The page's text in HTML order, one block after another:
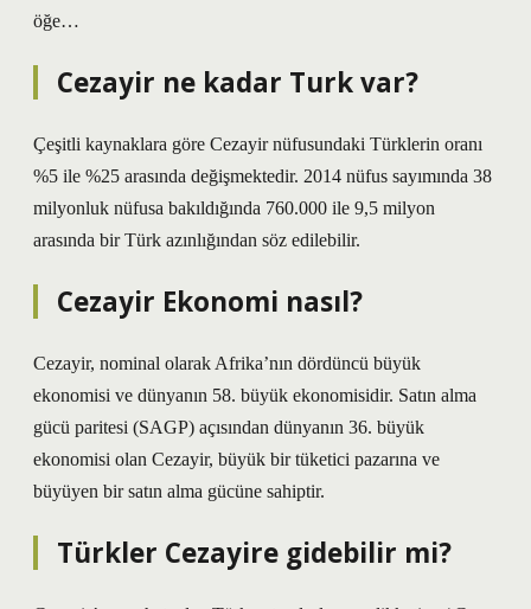
öğe…
Cezayir ne kadar Turk var?
Çeşitli kaynaklara göre Cezayir nüfusundaki Türklerin oranı
%5 ile %25 arasında değişmektedir. 2014 nüfus sayımında 38
milyonluk nüfusa bakıldığında 760.000 ile 9,5 milyon
arasında bir Türk azınlığından söz edilebilir.
Cezayir Ekonomi nasıl?
Cezayir, nominal olarak Afrika’nın dördüncü büyük
ekonomisi ve dünyanın 58. büyük ekonomisidir. Satın alma
gücü paritesi (SAGP) açısından dünyanın 36. büyük
ekonomisi olan Cezayir, büyük bir tüketici pazarına ve
büyüyen bir satın alma gücüne sahiptir.
Türkler Cezayire gidebilir mi?